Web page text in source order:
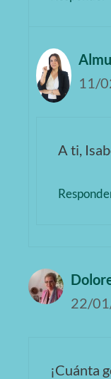
11/
A ti,
22/
¡Cuánta